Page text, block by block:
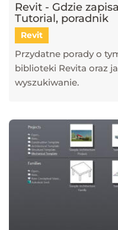
Revit - Gdzie
Tutorial, poradnik
Revit
Przydatne porady o
biblioteki Revita oraz
wyszukiwanie.